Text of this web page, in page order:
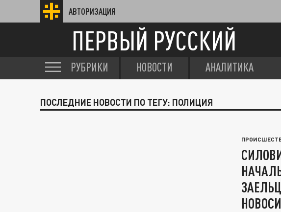
АВТОРИЗАЦИЯ
ПЕРВЫЙ РУССКИЙ
РУБРИКИ НОВОСТИ АНАЛИТИКА
ПОСЛЕДНИЕ НОВОСТИ ПО ТЕГУ: ПОЛИЦИЯ